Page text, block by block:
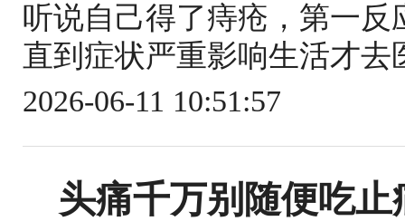
听说自己得了痔疮，第一
直到症状严重影响生活才
2026-06-11 10:51:57
头痛千万别随便吃